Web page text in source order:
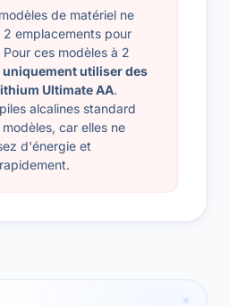
de matériel ne
emplacements pour
ces modèles à 2
uniquement utiliser des
Ultimate AA.
alcalines standard
car elles ne
d'énergie et